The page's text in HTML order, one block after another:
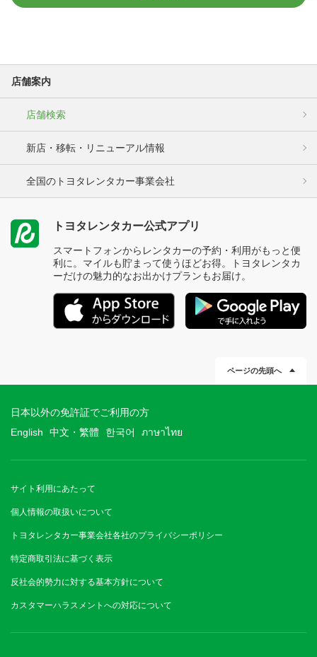
店舗案内
店舗検索
新店・移転・リニューアル情報
全国のトヨタレンタカー事業会社
トヨタレンタカー公式アプリ
スマートフォンからレンタカーの予約・利用がもっと便
利に。マイルも貯まって使うほどお得。トヨタレンタカ
ーだけの魅力的なお出かけプランもお届け。
ページの先頭へ
日本以外の免許証でご利用の方
English
中文・繁體 한국어 ภาษาไทย
サイト利用にあたって
個人情報の取扱いについて
トヨタレンタカー事業会社各社のプライバシーポリシー
特定商取引法に基づく表示
反社会的勢力に対する基本方針について
カスタマーハラスメントへの対応について